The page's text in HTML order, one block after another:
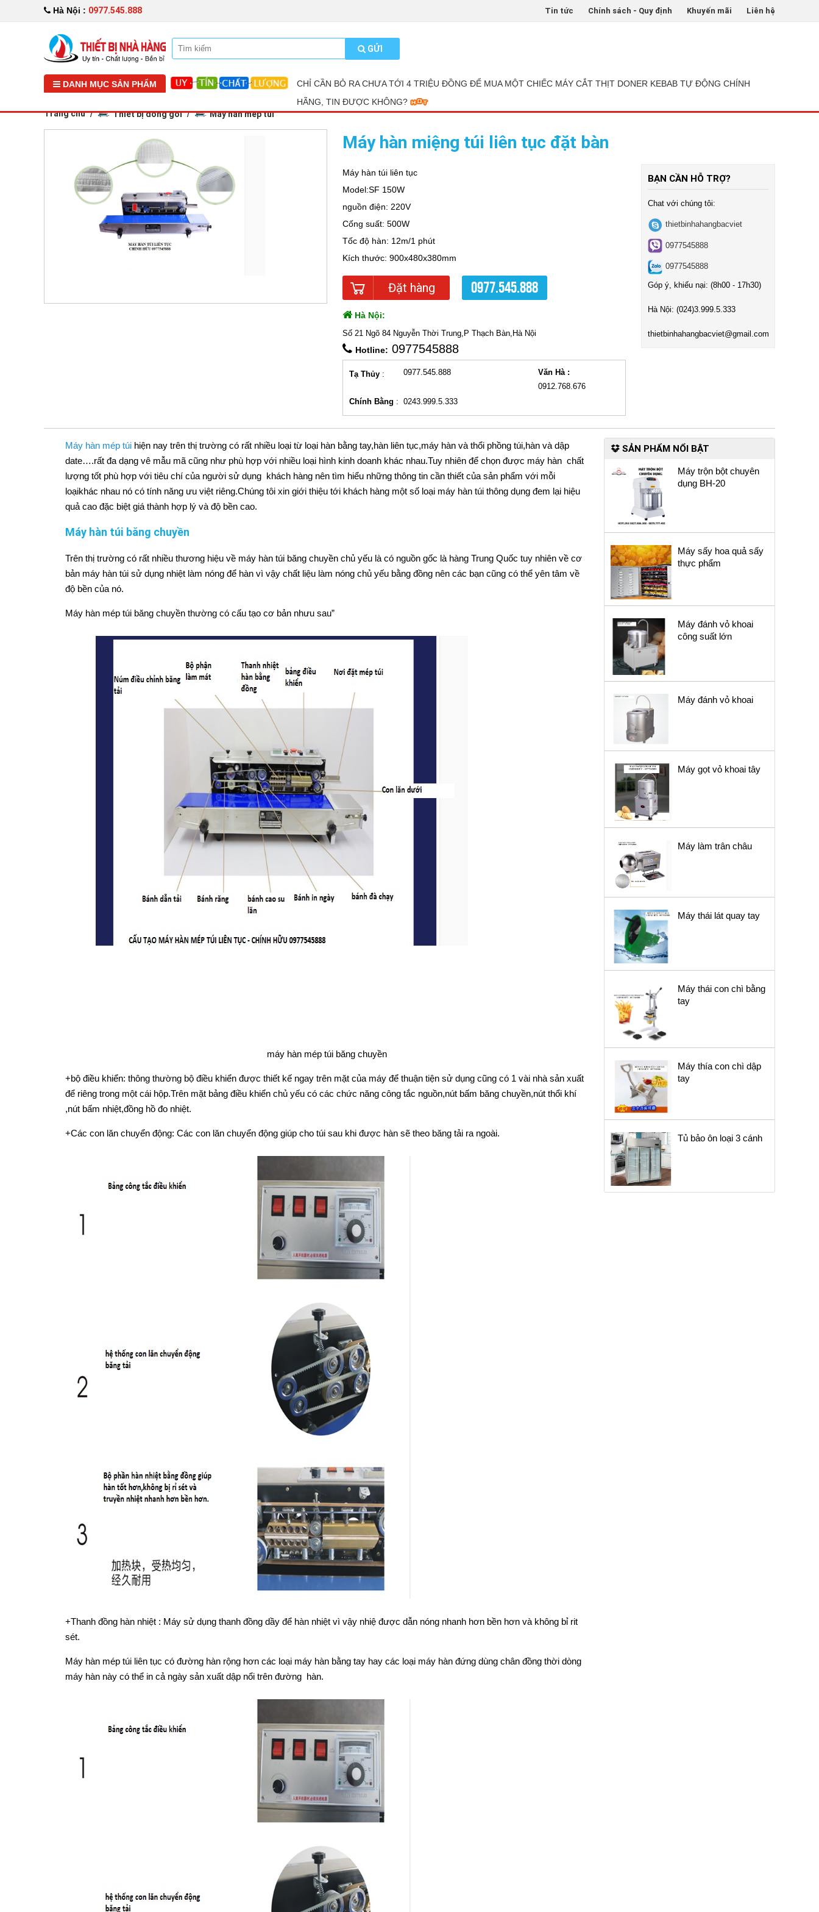
Hà Nội : 0977.545.888 Tin tức Chính sách - Quy định Khuyến mãi Liên hệ
GỬI
DANH MỤC SẢN PHẨM
CHỈ CẦN BỎ RA CHƯA TỚI 4 TRIỆU ĐỒNG ĐỂ MUA MỘT CHIẾC MÁY CẮT THỊT DONER KEBAB TỰ ĐỘNG CHÍNH
HÃNG, TIN ĐƯỢC KHÔNG?
Trang chủ Thiết bị đóng gói Máy hàn mép túi
Máy hàn miệng túi liên tục đặt bàn
Máy hàn túi liên tục
Model:SF 150W
nguồn điện: 220V
Cống suất: 500W
Tốc độ hàn: 12m/1 phút
Kích thước: 900x480x380mm
Đặt hàng 0977.545.888
Hà Nội:
Số 21 Ngõ 84 Nguyễn Thời Trung,P Thạch Bàn,Hà Nội
Hotline: 0977545888
Tạ Thủy : 0977.545.888
Văn Hà :
0912.768.676
Chính Bằng : 0243.999.5.333
BẠN CẦN HỖ TRỢ?
Chat với chúng tôi:
thietbinhahangbacviet
0977545888
0977545888
Góp ý, khiếu nại: (8h00 - 17h30)
Hà Nội: (024)3.999.5.333
thietbinhahangbacviet@gmail.com
Máy hàn mép túi hiện nay trên thị trường có rất nhiều loại từ loại hàn bằng tay,hàn liên tục,máy hàn và thổi phồng túi,hàn và dập
date….rất đa dạng vê mẫu mã cũng như phù hợp với nhiều loại hình kinh doanh khác nhau.Tuy nhiên để chọn được máy hàn chất
lượng tốt phù hợp với tiêu chí của người sử dụng khách hàng nên tìm hiểu những thông tin cần thiết của sản phẩm với mỗi
loạikhác nhau nó có tính năng ưu việt riêng.Chúng tôi xin giới thiệu tới khách hàng một số loại máy hàn túi thông dụng đem lại hiệu
quả cao đặc biệt giá thành hợp lý và độ bền cao.
Máy hàn túi băng chuyền
Trên thị trường có rất nhiều thương hiệu về máy hàn túi băng chuyền chủ yếu là có nguồn gốc là hàng Trung Quốc tuy nhiên về cơ
bản máy hàn túi sử dụng nhiệt làm nóng để hàn vì vậy chất liệu làm nóng chủ yếu bằng đồng nên các bạn cũng có thể yên tâm về
độ bền của nó.
Máy hàn mép túi băng chuyền thường có cấu tạo cơ bản nhưu sau”
máy hàn mép túi băng chuyền
+bộ điều khiển: thông thường bộ điều khiển được thiết kế ngay trên mặt của máy để thuận tiện sử dụng cũng có 1 vài nhà sản xuất
để riêng trong một cái hộp.Trên mặt bảng điều khiển chủ yếu có các chức năng công tắc nguồn,nút bấm băng chuyền,nút thổi khí
,nút bấm nhiệt,đồng hồ đo nhiệt.
+Các con lăn chuyển động: Các con lăn chuyển động giúp cho túi sau khi được hàn sẽ theo băng tải ra ngoài.
+Thanh đồng hàn nhiệt : Máy sử dụng thanh đồng dầy để hàn nhiệt vì vậy nhiệ được dẫn nóng nhanh hơn bền hơn và không bỉ rit
sét.
Máy hàn mép túi liên tục có đường hàn rộng hơn các loại máy hàn bằng tay hay các loại máy hàn đứng dùng chân đồng thời dòng
máy hàn này có thể in cả ngày sản xuất dập nổi trên đường hàn.
SẢN PHẨM NỔI BẬT
Máy trộn bột chuyên
dụng BH-20
Máy sấy hoa quả sấy
thực phẩm
Máy đánh vỏ khoai
công suất lớn
Máy đánh vỏ khoai
Máy gọt vỏ khoai tây
Máy làm trân châu
Máy thái lát quay tay
Máy thái con chì bằng
tay
Máy thía con chì dập
tay
Tủ bảo ôn loại 3 cánh